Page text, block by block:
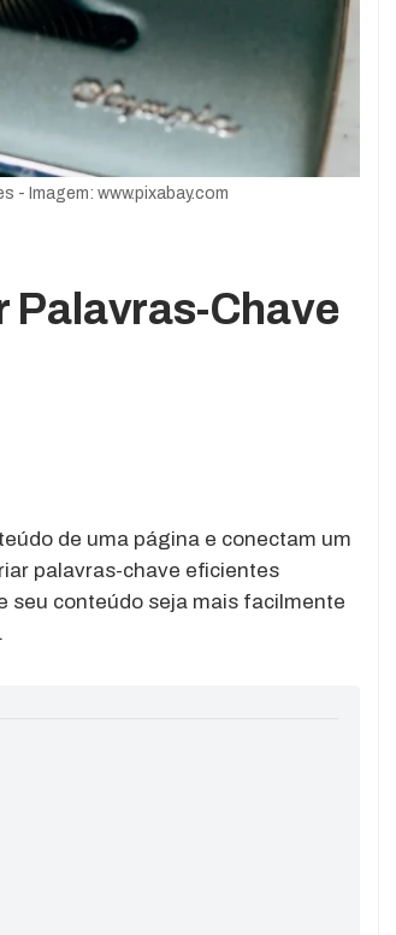
- Imagem: www.pixabay.com
Palavras-Chave
de uma página e conectam um
palavras-chave eficientes
seu conteúdo seja mais facilmente